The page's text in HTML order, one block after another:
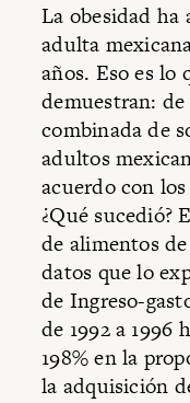
La obesidad ha
adulta
años. Eso es lo
demuestran: de
combinada de
adultos
acuerdo con
¿Qué sucedió?
de alimentos
datos que lo
de Ingreso-
de 1992 a
198% en la
la adquisición